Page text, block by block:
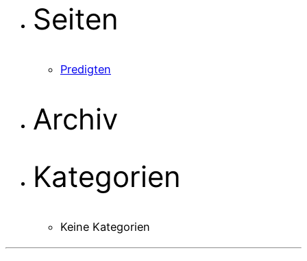
Seiten
Predigten
Archiv
Kategorien
Keine Kategorien